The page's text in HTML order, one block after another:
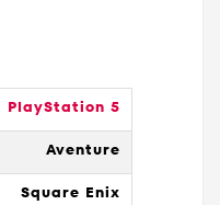
PlayStation 5
Aventure
Square Enix